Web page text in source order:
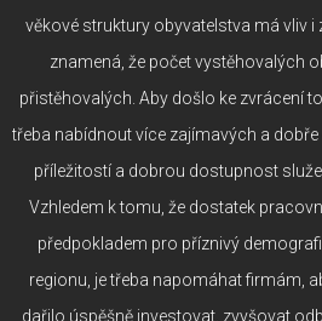
věkové struktury obyvatelstva má vliv
znamená, že počet vystěhovalých
přistěhovalých. Aby došlo ke zvrácení
třeba nabídnout více zajímavých a
příležitostí a dobrou dostupnost
Vzhledem k tomu, že dostatek
předpokladem pro příznivý
regionu, je třeba napomáhat firmám,
dařilo úspěšně investovat, zvyšovat